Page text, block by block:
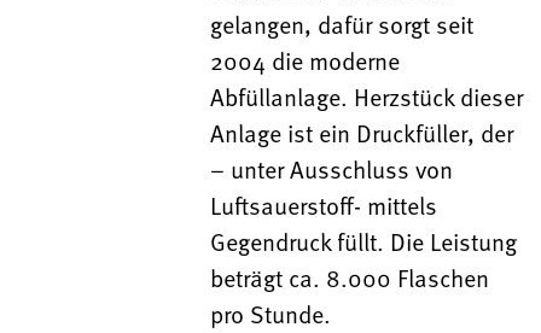
gelangen, dafür sorgt seit
2004 die moderne
Abfüllanlage. Herzstück dieser
Anlage ist ein Druckfüller, der
– unter Ausschluss von
Luftsauerstoff- mittels
Gegendruck füllt. Die Leistung
beträgt ca. 8.000 Flaschen
pro Stunde.